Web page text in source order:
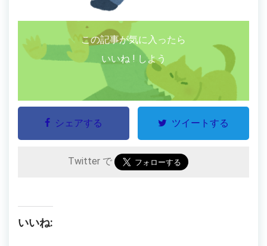
この記事が気に入ったら
いいね ! しよう
シェアする ツイートする
Twitter で
いいね: